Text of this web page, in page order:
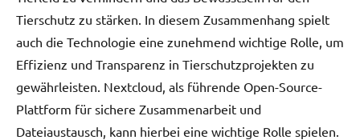
Tierschutz zu stärken. In diesem Zusammenhang spielt
auch die Technologie eine zunehmend wichtige Rolle, um
Effizienz und Transparenz in Tierschutzprojekten zu
gewährleisten. Nextcloud, als führende Open-Source-
Plattform für sichere Zusammenarbeit und
Dateiaustausch, kann hierbei eine wichtige Rolle spielen.